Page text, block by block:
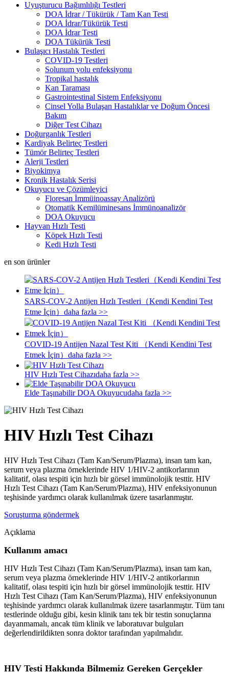
Uyuşturucu Bağımlılığı Testleri
DOA İdrar / Tükürük / Tam Kan Testi
DOA İdrar/Tükürük Testi
DOA İdrar Testi
DOA Tükürük Testi
Bulaşıcı Hastalık Testleri
COVID-19 Testleri
Solunum yolu enfeksiyonu
Tropikal hastalık
Kan Taraması
Gastrointestinal Sistem Enfeksiyonu
Cinsel Yolla Bulaşan Hastalıklar ve Doğum Öncesi
Bakım
Diğer Test Cihazı
Doğurganlık Testleri
Kardiyak Belirteç Testleri
Tümör Belirteç Testleri
Alerji Testleri
Biyokimya
Kronik Hastalık Serisi
Okuyucu ve Çözümleyici
Floresan İmmüinoassay Analizörü
Otomatik Kemilüminesans İmmünoanalizör
DOA Okuyucu
Hayvan Hızlı Testi
Köpek Hızlı Testi
Kedi Hızlı Testi
en son ürünler
SARS-COV-2 Antijen Hızlı Testleri（Kendi Kendini Test
Etme İçin） daha fazla >>
COVID-19 Antijen Nazal Test Kiti （Kendi Kendini Test
Etmek İçin） daha fazla >>
HIV Hızlı Test Cihazıdaha fazla >>
Elde Taşınabilir DOA Okuyucudaha fazla >>
HIV Hızlı Test Cihazı
HIV Hızlı Test Cihazı (Tam Kan/Serum/Plazma), insan tam kan,
serum veya plazma örneklerinde HIV 1/HIV-2 antikorlarının
kalitatif, olası tespiti için hızlı bir görsel immünolojik testtir. HIV
Hızlı Test Cihazı (Tam Kan/Serum/Plazma), HIV enfeksiyonunun
teşhisinde yardımcı olarak kullanılmak üzere tasarlanmıştır.
Soruşturma göndermek
Açıklama
Kullanım amacı
HIV Hızlı Test Cihazı (Tam Kan/Serum/Plazma), insan tam kan,
serum veya plazma örneklerinde HIV 1/HIV-2 antikorlarının
kalitatif, olası tespiti için hızlı bir görsel immünolojik testtir. HIV
Hızlı Test Cihazı (Tam Kan/Serum/Plazma), HIV enfeksiyonunun
teşhisinde yardımcı olarak kullanılmak üzere tasarlanmıştır. Tüm tanı
testlerinde olduğu gibi, kesin klinik tanı tek bir testin sonuçlarına
dayanmamalı, ancak tüm klinik ve laboratuvar bulguları
değerlendirildikten sonra doktor tarafından yapılmalıdır.
HIV Testi Hakkında Bilmemiz Gereken Gerçekler